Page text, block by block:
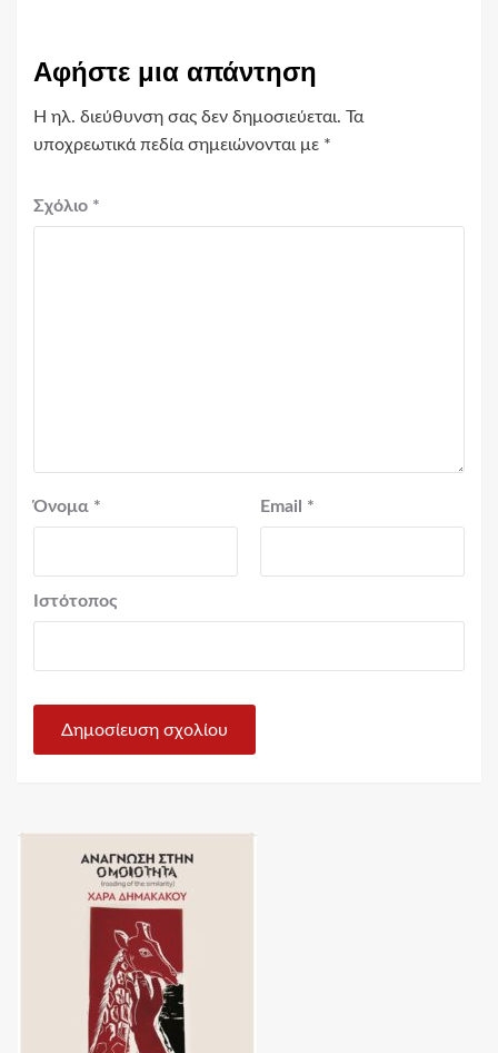
Αφήστε μια απάντηση
Η ηλ. διεύθυνση σας δεν δημοσιεύεται. Τα
υποχρεωτικά πεδία σημειώνονται με *
Σχόλιο *
Όνομα * Email *
Ιστότοπος